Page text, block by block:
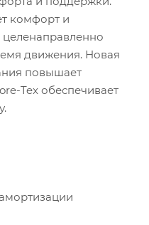
комфорт и
движения. Новая
повышает
Tex обеспечивает